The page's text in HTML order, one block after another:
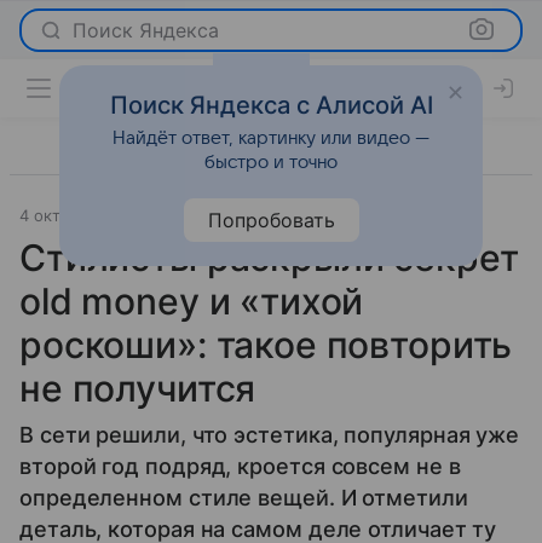
Поиск Яндекса
4 октября 2024
Стилисты раскрыли секрет
old money и «тихой
роскоши»: такое повторить
не получится
В сети решили, что эстетика, популярная уже
второй год подряд, кроется совсем не в
определенном стиле вещей. И отметили
деталь, которая на самом деле отличает ту
Поиск Яндекса с Алисой AI
Найдёт ответ, картинку или видео —
быстро и точно
Попробовать